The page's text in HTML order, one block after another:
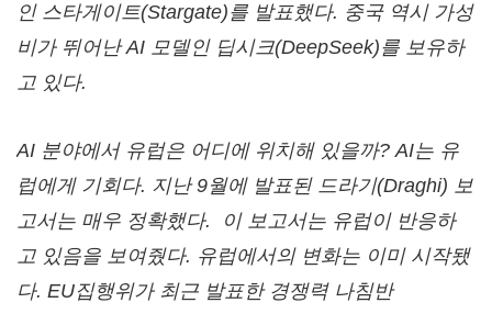
인 스타게이트(Stargate)를 발표했다. 중국 역시 가성
비가 뛰어난AI 모델인 딥시크(DeepSeek)를 보유하
고 있다.
AI 분야에서 유럽은 어디에 위치해 있을까? AI는 유
럽에게 기회다. 지난9월에 발표된 드라기(Draghi) 보
고서는 매우 정확했다. 이 보고서는 유럽이 반응하
고 있음을 보여줬다. 유럽에서의 변화는 이미 시작됐
다. EU집행위가 최근 발표한 경쟁력 나침반